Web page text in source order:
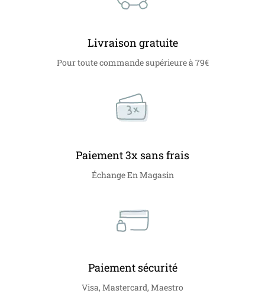
Livraison gratuite
Pour toute commande supérieure à 79€
Paiement 3x sans frais
Échange En Magasin
Paiement sécurité
Visa, Mastercard, Maestro